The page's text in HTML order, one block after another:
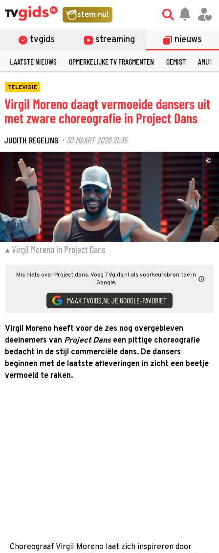
stem nu!
tvgids streaming nieuws
LAATSTE NIEUWS OPMERKELIJKE TV FRAGMENTEN GEMIST
TELEVISIE
Virgil Moreno daagt vermoeide dansers uit
met zware choreografie in Project Dans
JUDITH REGELING · 30 MAART 2026 21:35
©
Virgil Moreno in Project Dans
Mis niets over Project dans. Voeg TVgids.nl als voorkeursbron toe in
Google.
MAAK TVGIDS.NL JE GOOGLE-FAVORIET
Virgil Moreno heeft voor de zes nog overgebleven
deelnemers van Project Danseen pittige choreografie
bedacht in de stijl commerciële dans. De dansers
beginnen met de laatste afleveringen in zicht een beetje
vermoeid te raken.
Choreograaf Virgil Moreno laat zich inspireren door